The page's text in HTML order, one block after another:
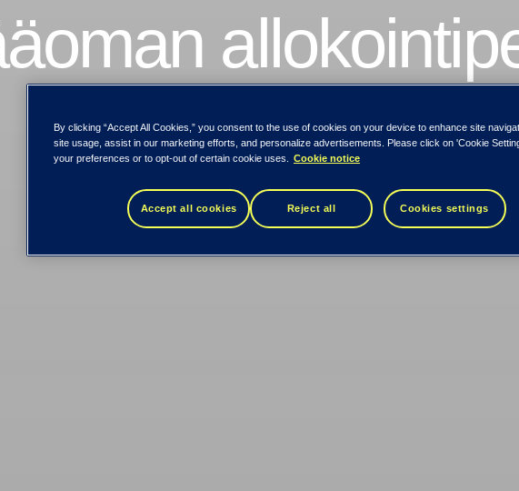
By clicking “Accept All Cookies,” you consent to the use of cookies on your device to enhance site
site usage, assist in our marketing efforts, and personalize advertisements. Please click on 'Cookie
your preferences or to opt-out of certain cookie uses.
Cookie notice
Accept all cookies Reject all Cookies settings